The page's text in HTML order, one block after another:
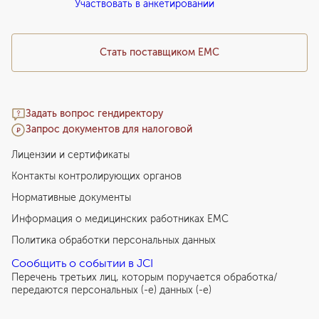
Медицинский туризм
Стать поставщиком ЕМС
Задать вопрос гендиректору
Запрос документов для налоговой
Участвовать в анкетировании
Лицензии и сертификаты
Контакты контролирующих органов
Нормативные документы
Информация о медицинских работниках EMC
Политика обработки персональных данных
Сообщить о событии в JCI
Перечень третьих лиц, которым поручается обработка/
передаются персональных (-е) данных (-е)